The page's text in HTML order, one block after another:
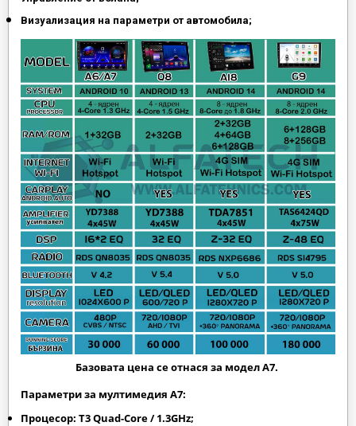
Визуализация на параметри от автомобила;
Базовата цена се отнася за модел А7.
Параметри за мултимедия A7:
Процесор: T3 Quad-Core / 1.3GHz;